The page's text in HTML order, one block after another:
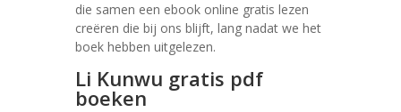
die samen een ebook online gratis lezen
creëren die bij ons blijft, lang nadat we het
boek hebben uitgelezen.
Li Kunwu gratis pdf
boeken